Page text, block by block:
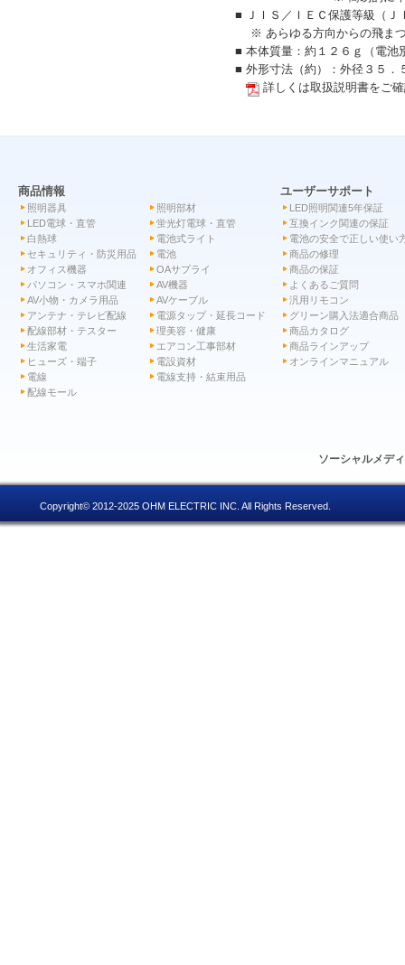
■ ＪＩＳ／ＩＥＣ保護等級（
※ あらゆる方向からの飛まつ
■ 本体質量：約１２６ｇ（電池
■ 外形寸法（約）：外径３５．
詳しくは取扱説明書をご
商品情報
照明器具
照明部材
LED電球・直管
蛍光灯電球・直管
白熱球
電池式ライト
セキュリティ・防災用品
電池
オフィス機器
OAサプライ
パソコン・スマホ関連
AV機器
AV小物・カメラ用品
AVケーブル
アンテナ・テレビ配線
電源タップ・延長コード
配線部材・テスター
理美容・健康
生活家電
エアコン工事部材
ヒューズ・端子
電設資材
電線
電線支持・結束用品
配線モール
ユーザーサポート
LED照明関連5年保証
互換インク関連の保証
電池の安全で正しい使い
商品の修理
商品の保証
よくあるご質問
汎用リモコン
グリーン購入法適合商品
商品カタログ
商品ラインアップ
オンラインマニュアル
ソーシャルメデ
Copyright© 2012-2025 OHM ELECTRIC INC. All Rights Reserved.